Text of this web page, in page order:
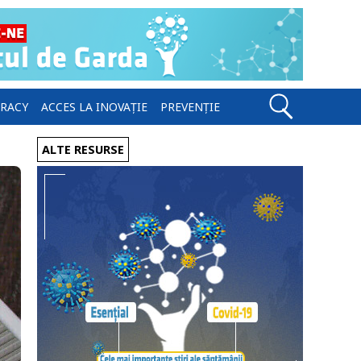
ACCES LA INOVAȚIE PREVENȚIE
ALTE RESURSE